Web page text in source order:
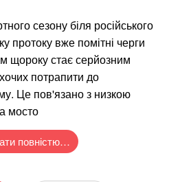
сезону біля російського
протоку вже помітні черги
щороку стає серйозним
потрапити до
Це пов'язано з низкою
мосто
повністю…